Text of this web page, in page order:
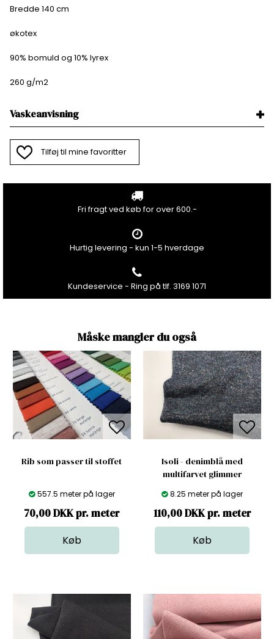
Bredde 140 cm
økotex
90% bomuld og 10% lyrex
260 g/m2
Vaskeanvisning
Tilføj til mine favoritter
Fri fragt ved køb for over 600.-
Hurtig levering - kun 1-5 hverdage
Kundeservice - Ring på tlf. 3169 1071
Måske mangler du også
Rib som passer til stoffet
557.5 meter på lager
70,00 DKK pr. meter
Isoli - denimblå med
multifarvet glimmer
8.25 meter på lager
110,00 DKK pr. meter